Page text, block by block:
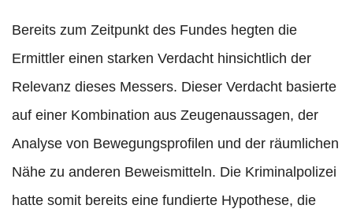
Bereits zum Zeitpunkt des Fundes hegten die
Ermittler einen starken Verdacht hinsichtlich der
Relevanz dieses Messers. Dieser Verdacht basierte
auf einer Kombination aus Zeugenaussagen, der
Analyse von Bewegungsprofilen und der räumlichen
Nähe zu anderen Beweismitteln. Die Kriminalpolizei
hatte somit bereits eine fundierte Hypothese, die